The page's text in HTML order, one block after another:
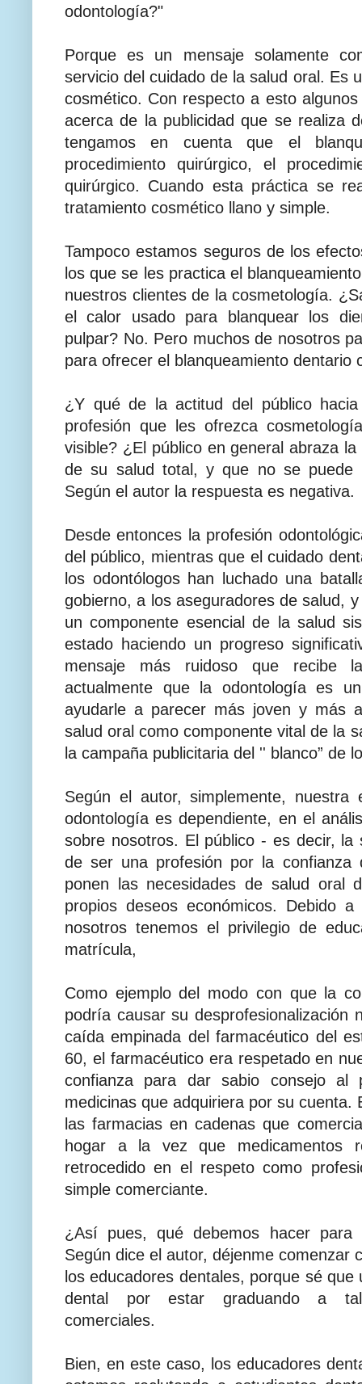
odontología?"
Porque es un mensaje solamente
servicio del cuidado de la salud oral. Es
cosmético. Con respecto a esto
acerca de la publicidad que se realiza
tengamos en cuenta que el
procedimiento quirúrgico, el
quirúrgico. Cuando esta práctica se
tratamiento cosmético llano y simple.
Tampoco estamos seguros de los
los que se les practica el
nuestros clientes de la cosmetología.
el calor usado para blanquear los
pulpar? No. Pero muchos de nosotros
para ofrecer el blanqueamiento dentario
¿Y qué de la actitud del público
profesión que les ofrezca
visible? ¿El público en general abraza
de su salud total, y que no se puede
Según el autor la respuesta es negativa.
Desde entonces la profesión
del público, mientras que el cuidado
los odontólogos han luchado una
gobierno, a los aseguradores de salud,
un componente esencial de la salud
estado haciendo un progreso
mensaje más ruidoso que recibe
actualmente que la odontología es
ayudarle a parecer más joven y más
salud oral como componente vital de la
la campaña publicitaria del '' blanco” de
Según el autor, simplemente, nuestra
odontología es dependiente, en el
sobre nosotros. El público - es decir, la
de ser una profesión por la confianza
ponen las necesidades de salud oral
propios deseos económicos. Debido
nosotros tenemos el privilegio de
matrícula,
Como ejemplo del modo con que la
podría causar su desprofesionalización
caída empinada del farmacéutico del
60, el farmacéutico era respetado en
confianza para dar sabio consejo al
medicinas que adquiriera por su cuenta.
las farmacias en cadenas que
hogar a la vez que medicamentos
retrocedido en el respeto como
simple comerciante.
¿Así pues, qué debemos hacer para
Según dice el autor, déjenme comenzar
los educadores dentales, porque sé
dental por estar graduando a
comerciales.
Bien, en este caso, los educadores